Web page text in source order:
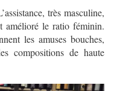
très masculine,
amélioré le ratio féminin.
les amuses bouches,
compositions de haute